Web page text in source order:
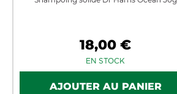
18,00 €
EN STOCK